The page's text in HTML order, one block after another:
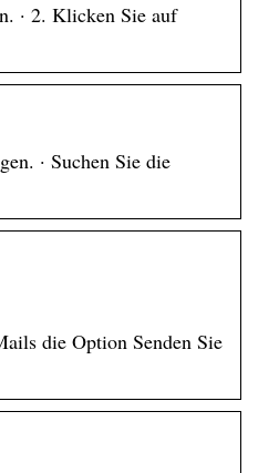
· 2. Klicken Sie auf
· Suchen Sie die
die Option Senden Sie